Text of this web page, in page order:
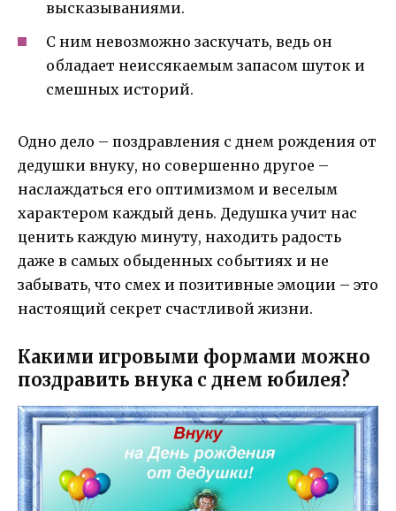
высказываниями.
С ним невозможно заскучать, ведь он
обладает неиссякаемым запасом шуток и
смешных историй.
Одно дело – поздравления с днем рождения от
дедушки внуку, но совершенно другое –
наслаждаться его оптимизмом и веселым
характером каждый день. Дедушка учит нас
ценить каждую минуту, находить радость
даже в самых обыденных событиях и не
забывать, что смех и позитивные эмоции – это
настоящий секрет счастливой жизни.
Какими игровыми формами можно
поздравить внука с днем юбилея?